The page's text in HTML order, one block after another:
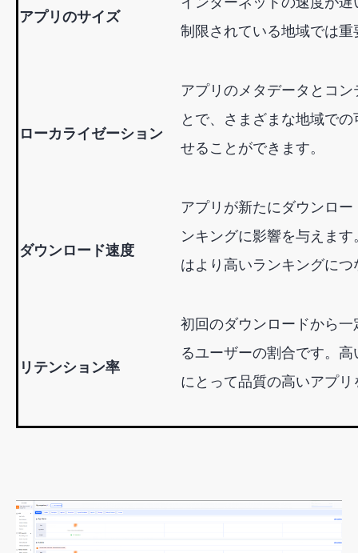
アプリのサイズ
制限されている地域では重
ローカライゼーション
アプリのメタデータとコ
とで、さまざまな地域で
せることができます。
ダウンロード速度
アプリが新たにダウンロ
ンキングに影響を与えま
はより高いランキングに
リテンション率
初回のダウンロードから
るユーザーの割合です。
にとって品質の高いアプ